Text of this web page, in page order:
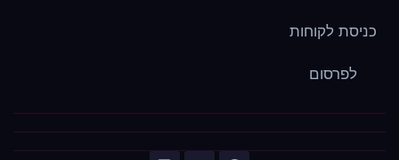
כניסת לקוחות
לפרסום